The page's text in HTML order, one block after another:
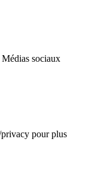
sociaux
pour plus